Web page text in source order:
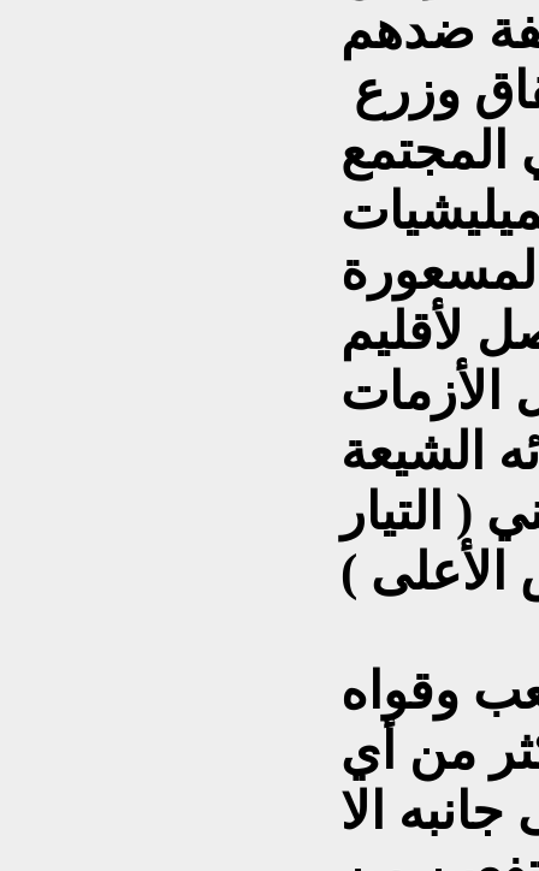
وزرع
المجتمع
لأقليم
الأزمات
الشيعة
( التيار
)
وقواه
من أي
الا